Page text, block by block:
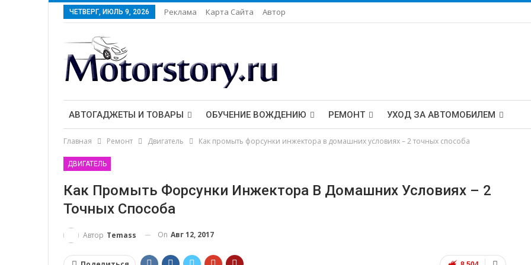
ЧЕТВЕРГ, ИЮЛЬ 9, 2026 Реклама Карта Сайта Автор
АВТОГАДЖЕТЫ И ТОВАРЫ ОБУЧЕНИЕ ВОЖДЕНИЮ РЕМОНТ УХОД ЗА АВТОМОБИЛЕМ
Главная Ремонт Двигатель Как промыть форсунки инжектора в домашних условиях – 2 точных способа
ДВИГАТЕЛЬ
Как Промыть Форсунки Инжектора В Домашних Условиях – 2
Точных Способа
Автор Temass On Авг 12, 2017